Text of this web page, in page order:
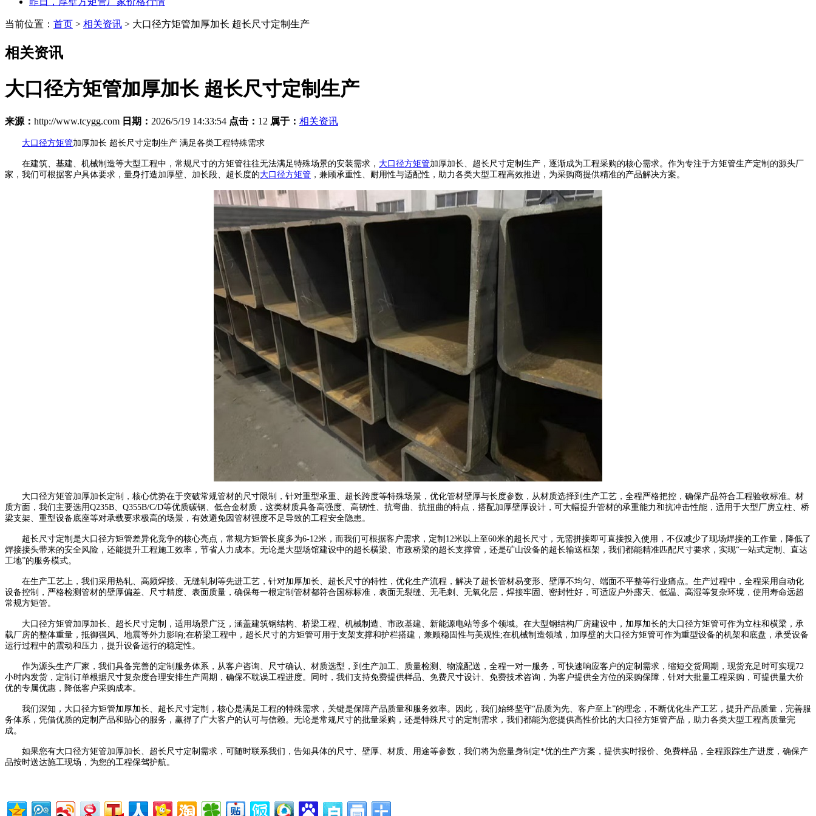
当前位置： 首页 > 相关资讯 > 大口径方矩管加厚加长 超长尺寸定制生产
相关资讯
大口径方矩管加厚加长 超长尺寸定制生产
来源： http://www.tcygg.com 日期： 2026/5/19 14:33:54 点击： 12 属于： 相关资讯
大口径方矩管加厚加长 超长尺寸定制生产 满足各类工程特殊需求
在建筑、基建、机械制造等大型工程中，常规尺寸的方矩管往往无法满足特殊场景的安装需求， 大口径方矩管加厚加长、超长尺寸定制生产，逐渐成为工程采购的核心需求。作为专注于方矩管生产定制的源头厂
家，我们可根据客户具体要求，量身打造加厚壁、加长段、超长度的大口径方矩管 ，兼顾承重性、耐用性与适配性，助力各类大型工程高效推进，为采购商提供精准的产品解决方案。
大口径方矩管加厚加长定制，核心优势在于突破常规管材的尺寸限制，针对重型承重、超长跨度等特殊场景，优化管材壁厚与长度参数，从材质选择到生产工艺，全程严格把控，确保产品符合工程验收标准。材
质方面，我们主要选用Q235B、Q355B/C/D等优质碳钢、低合金材质，这类材质具备高强度、高韧性、抗弯曲、抗扭曲的特点，搭配加厚壁厚设计，可大幅提升管材的承重能力和抗冲击性能，适用于大型厂房立柱、桥
梁支架、重型设备底座等对承载要求极高的场景，有效避免因管材强度不足导致的工程安全隐患。
超长尺寸定制是大口径方矩管差异化竞争的核心亮点，常规方矩管长度多为6-12米，而我们可根据客户需求，定制12米以上至60米的超长尺寸，无需拼接即可直接投入使用，不仅减少了现场焊接的工作量，降低了
焊接接头带来的安全风险，还能提升工程施工效率，节省人力成本。无论是大型场馆建设中的超长横梁、市政桥梁的超长支撑管，还是矿山设备的超长输送框架，我们都能精准匹配尺寸要求，实现“一站式定制、直达
工地”的服务模式。
在生产工艺上，我们采用热轧、高频焊接、无缝轧制等先进工艺，针对加厚加长、超长尺寸的特性，优化生产流程，解决了超长管材易变形、壁厚不均匀、端面不平整等行业痛点。生产过程中，全程采用自动化
设备控制，严格检测管材的壁厚偏差、尺寸精度、表面质量，确保每一根定制管材都符合国标标准，表面无裂缝、无毛刺、无氧化层，焊接牢固、密封性好，可适应户外露天、低温、高湿等复杂环境，使用寿命远超
常规方矩管。
大口径方矩管加厚加长、超长尺寸定制，适用场景广泛，涵盖建筑钢结构、桥梁工程、机械制造、市政基建、新能源电站等多个领域。在大型钢结构厂房建设中，加厚加长的大口径方矩管可作为立柱和横梁，承
载厂房的整体重量，抵御强风、地震等外力影响;在桥梁工程中，超长尺寸的方矩管可用于支架支撑和护栏搭建，兼顾稳固性与美观性;在机械制造领域，加厚壁的大口径方矩管可作为重型设备的机架和底盘，承受设备
运行过程中的震动和压力，提升设备运行的稳定性。
作为源头生产厂家，我们具备完善的定制服务体系，从客户咨询、尺寸确认、材质选型，到生产加工、质量检测、物流配送，全程一对一服务，可快速响应客户的定制需求，缩短交货周期，现货充足时可实现72
小时内发货，定制订单根据尺寸复杂度合理安排生产周期，确保不耽误工程进度。同时，我们支持免费提供样品、免费尺寸设计、免费技术咨询，为客户提供全方位的采购保障，针对大批量工程采购，可提供量大价
优的专属优惠，降低客户采购成本。
我们深知，大口径方矩管加厚加长、超长尺寸定制，核心是满足工程的特殊需求，关键是保障产品质量和服务效率。因此，我们始终坚守“品质为先、客户至上”的理念，不断优化生产工艺，提升产品质量，完善服
务体系，凭借优质的定制产品和贴心的服务，赢得了广大客户的认可与信赖。无论是常规尺寸的批量采购，还是特殊尺寸的定制需求，我们都能为您提供高性价比的大口径方矩管产品，助力各类大型工程高质量完
成。
如果您有大口径方矩管加厚加长、超长尺寸定制需求，可随时联系我们，告知具体的尺寸、壁厚、材质、用途等参数，我们将为您量身制定*优的生产方案，提供实时报价、免费样品，全程跟踪生产进度，确保产
品按时送达施工现场，为您的工程保驾护航。